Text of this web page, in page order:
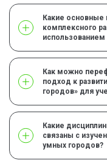
Какие основные
комплексного
Как можно
подход к
городов» для
Какие
связаны с
умных городов?